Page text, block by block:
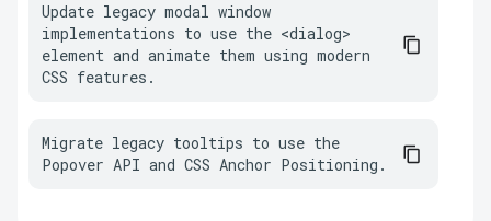
Update legacy modal window
implementations to use the <dialog>
element and animate them using modern
CSS features.
Migrate legacy tooltips to use the
Popover API and CSS Anchor Positioning.